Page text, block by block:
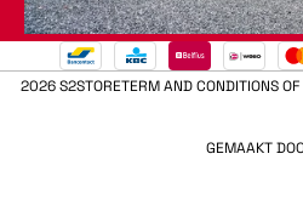
2026 S2STORETERM AND CONDITIONS
GEMAAKT